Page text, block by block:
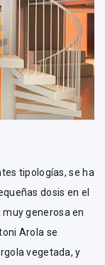
tipologías, se ha
dosis en el
generosa en
Arola se
vegetada, y